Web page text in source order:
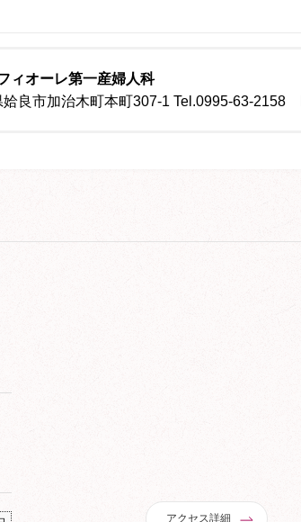
オーレ第一産婦人科
良市加治木町本町307-1 Tel.0995-63-2158
アクセス詳細